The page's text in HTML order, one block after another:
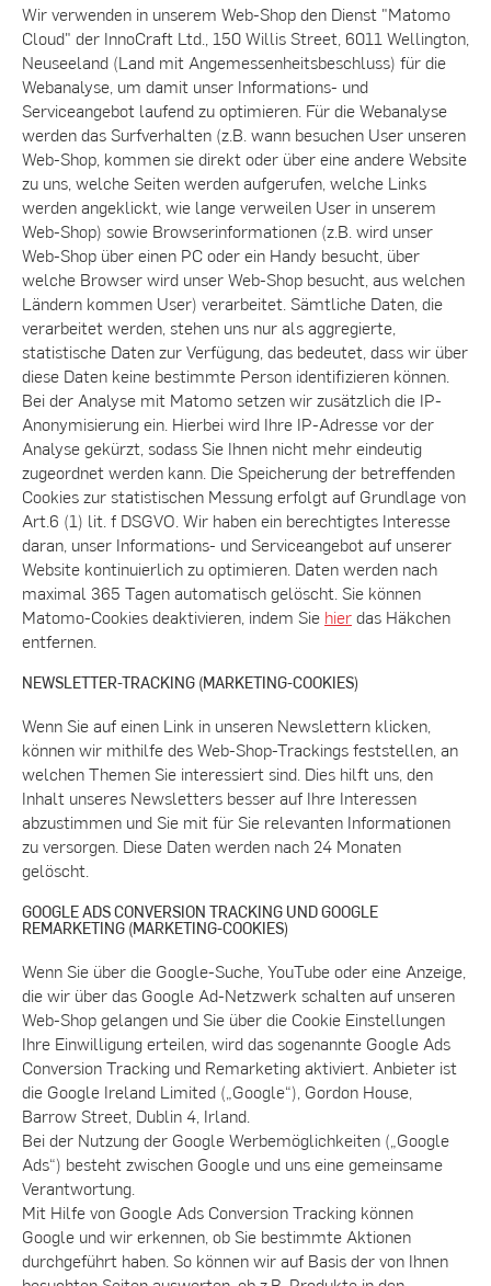
Wir verwenden in unserem Web-Shop den Dienst "Matomo
Cloud" der InnoCraft Ltd., 150 Willis Street, 6011 Wellington,
Neuseeland (Land mit Angemessenheitsbeschluss) für die
Webanalyse, um damit unser Informations- und
Serviceangebot laufend zu optimieren. Für die Webanalyse
werden das Surfverhalten (z.B. wann besuchen User unseren
Web-Shop, kommen sie direkt oder über eine andere Website
zu uns, welche Seiten werden aufgerufen, welche Links
werden angeklickt, wie lange verweilen User in unserem
Web-Shop) sowie Browserinformationen (z.B. wird unser
Web-Shop über einen PC oder ein Handy besucht, über
welche Browser wird unser Web-Shop besucht, aus welchen
Ländern kommen User) verarbeitet. Sämtliche Daten, die
verarbeitet werden, stehen uns nur als aggregierte,
statistische Daten zur Verfügung, das bedeutet, dass wir über
diese Daten keine bestimmte Person identifizieren können.
Bei der Analyse mit Matomo setzen wir zusätzlich die IP-
Anonymisierung ein. Hierbei wird Ihre IP-Adresse vor der
Analyse gekürzt, sodass Sie Ihnen nicht mehr eindeutig
zugeordnet werden kann. Die Speicherung der betreffenden
Cookies zur statistischen Messung erfolgt auf Grundlage von
Art.6 (1) lit. f DSGVO. Wir haben ein berechtigtes Interesse
daran, unser Informations- und Serviceangebot auf unserer
Website kontinuierlich zu optimieren. Daten werden nach
maximal 365 Tagen automatisch gelöscht. Sie können
Matomo-Cookies deaktivieren, indem Sie hierdas Häkchen
entfernen.
NEWSLETTER-TRACKING (MARKETING-COOKIES)
Wenn Sie auf einen Link in unseren Newslettern klicken,
können wir mithilfe des Web-Shop-Trackings feststellen, an
welchen Themen Sie interessiert sind. Dies hilft uns, den
Inhalt unseres Newsletters besser auf Ihre Interessen
abzustimmen und Sie mit für Sie relevanten Informationen
zu versorgen. Diese Daten werden nach 24 Monaten
gelöscht.
GOOGLE ADS CONVERSION TRACKING UND GOOGLE
REMARKETING (MARKETING-COOKIES)
Wenn Sie über die Google-Suche, YouTube oder eine Anzeige,
die wir über das Google Ad-Netzwerk schalten auf unseren
Web-Shop gelangen und Sie über die Cookie Einstellungen
Ihre Einwilligung erteilen, wird das sogenannte Google Ads
Conversion Tracking und Remarketing aktiviert. Anbieter ist
die Google Ireland Limited („Google“), Gordon House,
Barrow Street, Dublin 4, Irland.
Bei der Nutzung der Google Werbemöglichkeiten („Google
Ads“) besteht zwischen Google und uns eine gemeinsame
Verantwortung.
Mit Hilfe von Google Ads Conversion Tracking können
Google und wir erkennen, ob Sie bestimmte Aktionen
durchgeführt haben. So können wir auf Basis der von Ihnen